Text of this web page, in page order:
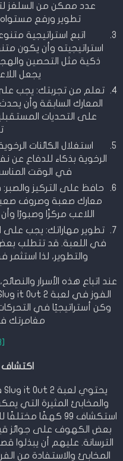
عدد ممكن من السلغز
تطوير ورفع مستواه
اتبع استراتيجية
استراتيجيته وأن يكون
ذكية مثل التحصين
يجعل
تعلم من تجربتك: يجب
المعارك السابقة وأن
على التحديات
استغلال الكائنات
الرخوية بذكاء للدفاع عن
في الوقت
حافظ على التركيز
معارك صعبة وصروف
اللاعب مركزًا وصبورًا
تطوير مهاراتك: يجب على
في اللعبة. قد تتطلب بعض
والتطوير، لذا
عند اتباع هذه الأسرار
وكن أستراتيجيًا في
مغامرتك
[13]
اكتشاف
والمخابئ المثيرة التي
استكشاف 99 كهفًا
بعض الكهوف على جوائز
الترسانة. عليهم أن
المخابئ والاستفادة من